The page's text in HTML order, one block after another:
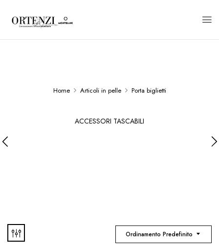
Home Articoli in pelle Porta biglietti
ACCESSORI TASCABILI
Ordinamento Predefinito